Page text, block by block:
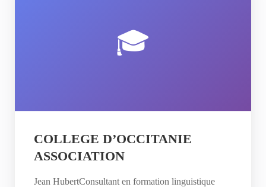
🎓
COLLEGE D’OCCITANIE
ASSOCIATION
Jean HubertConsultant en formation linguistique